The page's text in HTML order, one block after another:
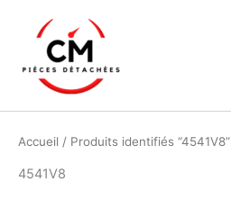
contenu
Accueil / Produits identifiés “4541V8”
4541V8